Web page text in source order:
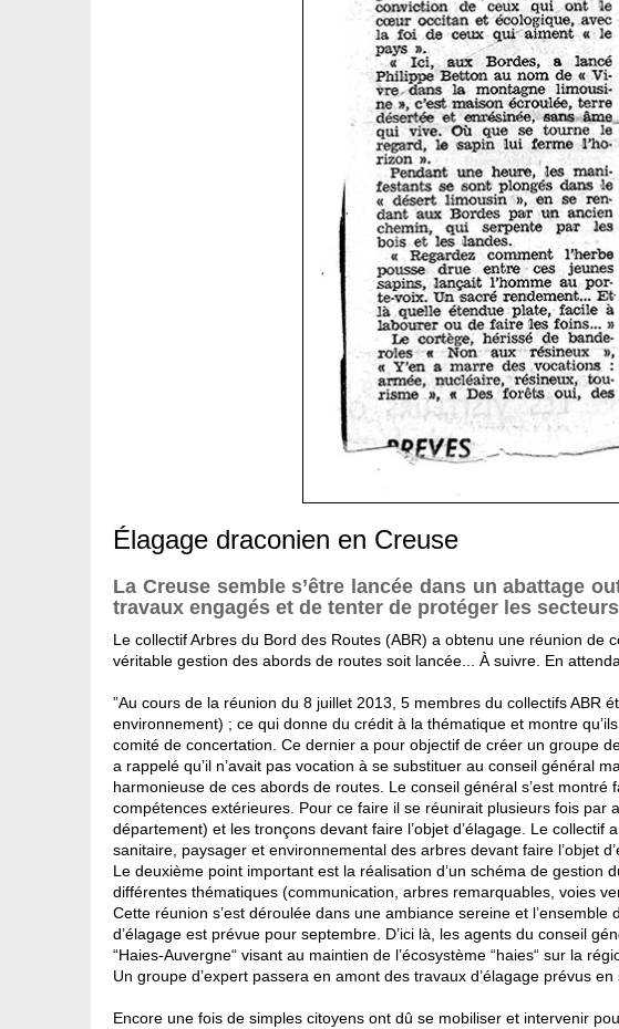
Élagage draconien en Creuse
La Creuse semble s’être lancée dans un abattage
travaux engagés et de tenter de protéger les
Le collectif Arbres du Bord des Routes (ABR) a obtenu une réunion de
véritable gestion des abords de routes soit lancée... À suivre. En
”Au cours de la réunion du 8 juillet 2013, 5 membres du collectifs ABR
environnement) ; ce qui donne du crédit à la thématique et montre
comité de concertation. Ce dernier a pour objectif de créer un groupe
a rappelé qu’il n’avait pas vocation à se substituer au conseil général
harmonieuse de ces abords de routes. Le conseil général s’est
compétences extérieures. Pour ce faire il se réunirait plusieurs fois
département) et les tronçons devant faire l’objet d’élagage. Le
sanitaire, paysager et environnemental des arbres devant faire l’objet
Le deuxième point important est la réalisation d’un schéma de
différentes thématiques (communication, arbres remarquables, voies
Cette réunion s’est déroulée dans une ambiance sereine et
d’élagage est prévue pour septembre. D’ici là, les agents du conseil
“Haies-Auvergne“ visant au maintien de l’écosystème “haies“ sur la
Un groupe d’expert passera en amont des travaux d’élagage prévus
Encore une fois de simples citoyens ont dû se mobiliser et intervenir